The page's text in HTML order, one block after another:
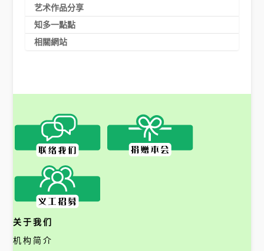
艺术作品分享
知多一點點
相關網站
关于我们
机构简介